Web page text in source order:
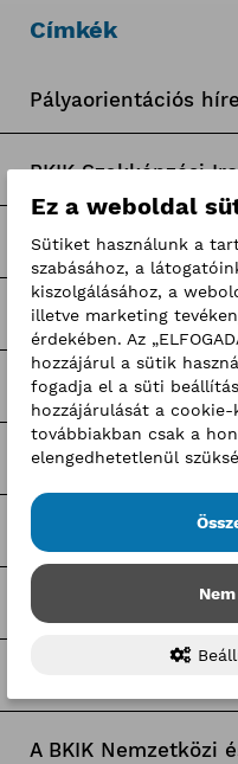
Címkék
Pályaorientációs
BKIK Szakképzési
Nagy Elek cikkek
Kerületi pályázatok
Pályázatfigyelő
Tagozati hírek
Tagcsoporti hírek
Egyetemi
A BKIK Nemzetközi
Ez a weboldal
Sütiket használunk a
szabásához, a
kiszolgálásához, a
illetve marketing
érdekében. Az
hozzájárul a sütik
fogadja el a süti
hozzájárulását a
továbbiakban csak a
elengedhetetlenül